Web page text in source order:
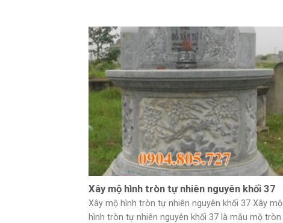
Xây mộ hình tròn tự nhiên nguyên khối 37
Xây mộ hình tròn tự nhiên nguyên khối 37 Xây mộ
hình tròn tự nhiên nguyên khối 37 là mẫu mộ tròn